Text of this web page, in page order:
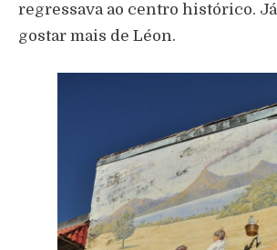
regressava ao centro histórico.
gostar mais de Léon.